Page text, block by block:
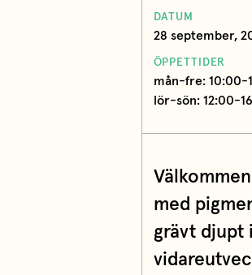
DATUM
28 september,
ÖPPETTIDER
mån-fre: 10:00-
lör-sön: 12:00-
med
grävt djupt